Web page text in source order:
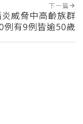
下一篇
炎威脅中高齡族群
例有9例皆逾50歲